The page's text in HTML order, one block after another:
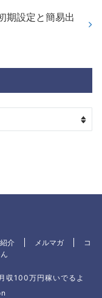
期設定と簡易出
介 メルマガ
コ
収100万円稼いでるよ